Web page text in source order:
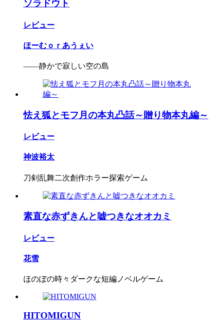
ソラドウト
レビュー
ほーむｏｒあうぇい
――静かで寂しい空の島
怯え狐とモフ月の本丸凸話～贈り物本丸編～
レビュー
神波裕太
刀剣乱舞二次創作ホラー探索ゲーム
素直な赤ずきんと嘘つきなオオカミ
レビュー
花雪
ほのぼの時々ダークな短編ノベルゲーム
HITOMIGUN